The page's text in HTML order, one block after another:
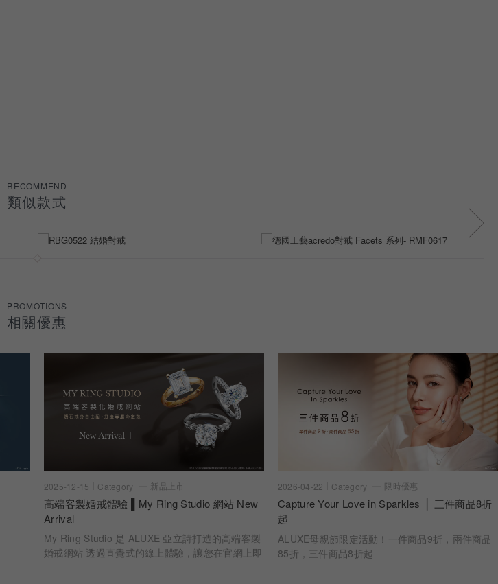
RECOMMEND
類似款式
PROMOTIONS
相關優惠
2025-12-15 Category 新品上市
高端客製婚戒體驗 ▌My Ring Studio 網站 New
Arrival
My Ring Studio 是 ALUXE 亞立詩打造的高端客製
婚戒網站 透過直覺式的線上體驗，讓您在官網上即
2026-04-22 Category 限時優惠
Capture Your Love in Sparkles ⎪ 三件商品8折
起
ALUXE母親節限定活動！一件商品9折，兩件商品
85折，三件商品8折起